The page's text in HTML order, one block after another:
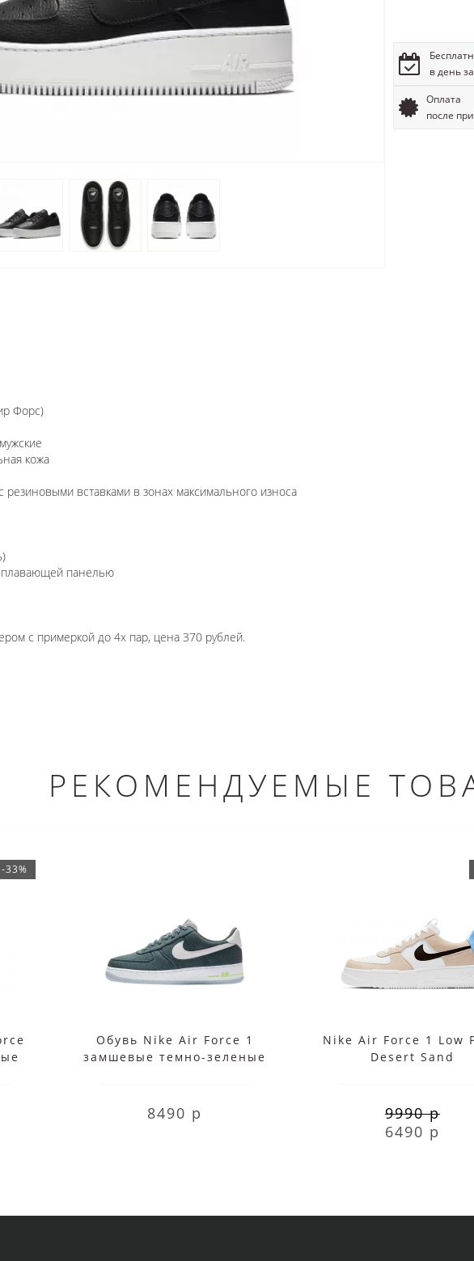
в день
Оплата
после
Форс)
кожа
вставками в зонах максимального износа
плавающей панелью
с примеркой до 4х пар, цена 370 рублей.
РЕКОМЕНДУЕМЫЕ
-33%
Обувь Nike Air Force 1
замшевые темно-зеленые
8490 р
Nike Air Force 1 Low
Desert Sand
9990 р
6490 р